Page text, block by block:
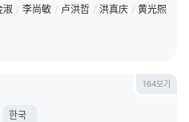
淑 / 李尚敏 / 卢洪哲 / 洪真庆 / 黄光熙
164보기
한국